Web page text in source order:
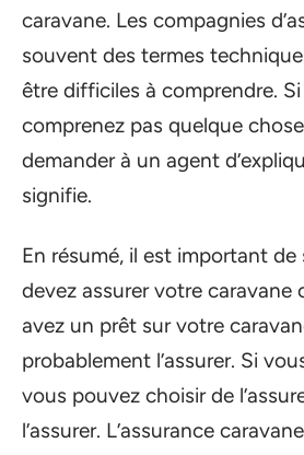
caravane. Les compagnies
souvent des termes
être difficiles à comprendre.
comprenez pas quelque
demander à un agent
signifie.
En résumé, il est important de
devez assurer votre caravane
avez un prêt sur votre
probablement l’assurer. Si
vous pouvez choisir de
l’assurer. L’assurance